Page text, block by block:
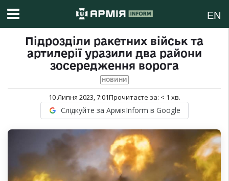
EN
Підрозділи ракетних військ та
артилерії уразили два райони
зосередження ворога
НОВИНИ
10 Липня 2023, 7:01Прочитаєте за: < 1 хв.
Слідкуйте за АрміяInform в Google